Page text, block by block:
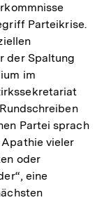
Parteikrise.
der Spaltung
im
Partei sprach
vieler
oder
eine